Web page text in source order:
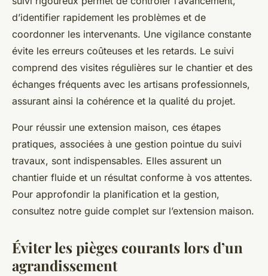
d’identifier rapidement les problèmes et de
coordonner les intervenants. Une vigilance constante
évite les erreurs coûteuses et les retards. Le suivi
comprend des visites régulières sur le chantier et des
échanges fréquents avec les artisans professionnels,
assurant ainsi la cohérence et la qualité du projet.
Pour réussir une extension maison, ces étapes
pratiques, associées à une gestion pointue du suivi
travaux, sont indispensables. Elles assurent un
chantier fluide et un résultat conforme à vos attentes.
Pour approfondir la planification et la gestion,
consultez notre guide complet sur l’extension maison.
Éviter les pièges courants lors d’un
agrandissement